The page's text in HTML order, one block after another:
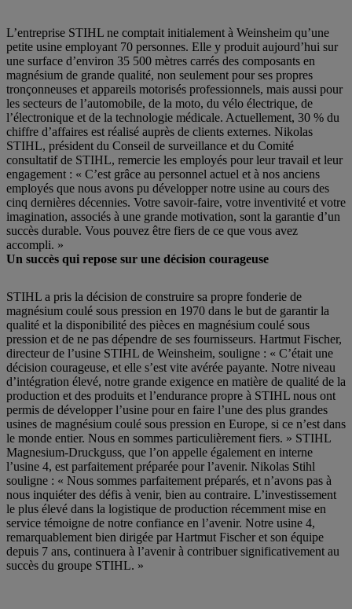
L’entreprise STIHL ne comptait initialement à Weinsheim qu’une
petite usine employant 70 personnes. Elle y produit aujourd’hui sur
une surface d’environ 35 500 mètres carrés des composants en
magnésium de grande qualité, non seulement pour ses propres
tronçonneuses et appareils motorisés professionnels, mais aussi pour
les secteurs de l’automobile, de la moto, du vélo électrique, de
l’électronique et de la technologie médicale. Actuellement, 30 % du
chiffre d’affaires est réalisé auprès de clients externes. Nikolas
STIHL, président du Conseil de surveillance et du Comité
consultatif de STIHL, remercie les employés pour leur travail et leur
engagement : « C’est grâce au personnel actuel et à nos anciens
employés que nous avons pu développer notre usine au cours des
cinq dernières décennies. Votre savoir-faire, votre inventivité et votre
imagination, associés à une grande motivation, sont la garantie d’un
succès durable. Vous pouvez être fiers de ce que vous avez
accompli. »
Un succès qui repose sur une décision courageuse
STIHL a pris la décision de construire sa propre fonderie de
magnésium coulé sous pression en 1970 dans le but de garantir la
qualité et la disponibilité des pièces en magnésium coulé sous
pression et de ne pas dépendre de ses fournisseurs. Hartmut Fischer,
directeur de l’usine STIHL de Weinsheim, souligne : « C’était une
décision courageuse, et elle s’est vite avérée payante. Notre niveau
d’intégration élevé, notre grande exigence en matière de qualité de la
production et des produits et l’endurance propre à STIHL nous ont
permis de développer l’usine pour en faire l’une des plus grandes
usines de magnésium coulé sous pression en Europe, si ce n’est dans
le monde entier. Nous en sommes particulièrement fiers. » STIHL
Magnesium-Druckguss, que l’on appelle également en interne
l’usine 4, est parfaitement préparée pour l’avenir. Nikolas Stihl
souligne : « Nous sommes parfaitement préparés, et n’avons pas à
nous inquiéter des défis à venir, bien au contraire. L’investissement
le plus élevé dans la logistique de production récemment mise en
service témoigne de notre confiance en l’avenir. Notre usine 4,
remarquablement bien dirigée par Hartmut Fischer et son équipe
depuis 7 ans, continuera à l’avenir à contribuer significativement au
succès du groupe STIHL. »